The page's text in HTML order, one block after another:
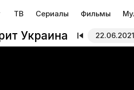
ТВ Сериалы Фильмы
Украина 22.06.2021